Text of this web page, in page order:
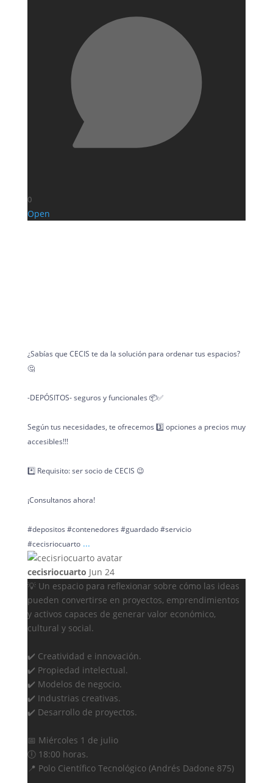
0
Open
¿Sabías que CECIS te da la solución para ordenar tus espacios?
🤔
-DEPÓSITOS- seguros y funcionales 📦✅
Según tus necesidades, te ofrecemos 3️⃣ opciones a precios muy
accesibles!!!
*️⃣ Requisito: ser socio de CECIS 😉
¡Consultanos ahora!
#depositos #contenedores #guardado #servicio
#cecisriocuarto ...
cecisriocuarto Jun 24
💡 Un espacio para reflexionar sobre cómo las ideas
pueden convertirse en proyectos, emprendimientos
y activos capaces de generar valor económico,
cultural y social.
✔️ Creatividad e innovación.
✔️ Propiedad intelectual.
✔️ Modelos de negocio.
✔️ Industrias creativas.
✔️ Desarrollo de proyectos.
📅 Miércoles 1 de julio
🕕 18:00 horas.
📍 Polo Científico Tecnológico (Andrés Dadone 875)